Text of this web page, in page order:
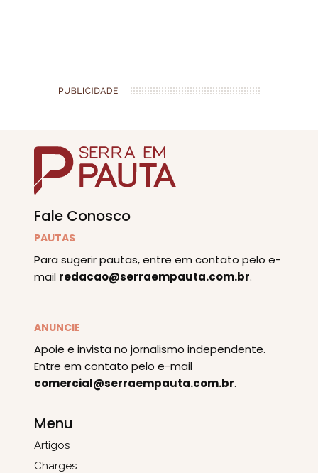
Fale Conosco
PAUTAS
Para sugerir pautas, entre em contato pelo e-
mail redacao@serraempauta.com.br.
ANUNCIE
Apoie e invista no jornalismo independente.
Entre em contato pelo e-mail
comercial@serraempauta.com.br.
Menu
Artigos
Charges